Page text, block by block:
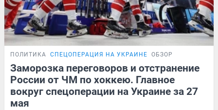
ПОЛИТИКА СПЕЦОПЕРАЦИЯ НА УКРАИНЕ ОБЗОР
Заморозка переговоров и отстранение
России от ЧМ по хоккею. Главное
вокруг спецоперации на Украине за 27
мая